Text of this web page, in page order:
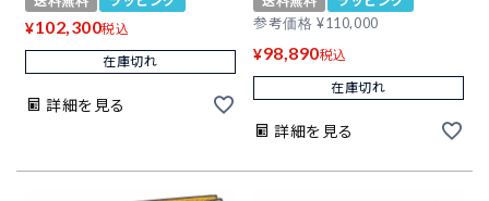
¥102,300税込
在庫切れ
詳細を見る
参考価格 ¥110,000
¥98,890税込
在庫切れ
詳細を見る